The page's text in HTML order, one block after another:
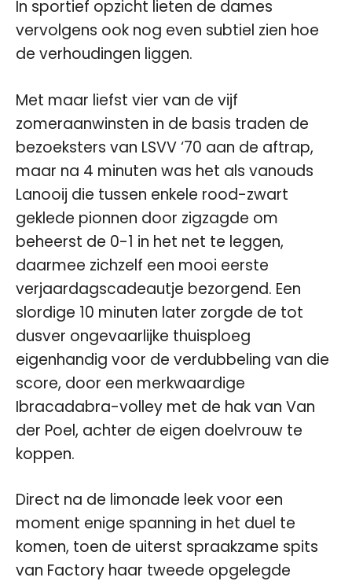
In sportief opzicht lieten de dames
vervolgens ook nog even subtiel zien hoe
de verhoudingen liggen.
Met maar liefst vier van de vijf
zomeraanwinsten in de basis traden de
bezoeksters van LSVV ‘70 aan de aftrap,
maar na 4 minuten was het als vanouds
Lanooij die tussen enkele rood-zwart
geklede pionnen door zigzagde om
beheerst de 0-1 in het net te leggen,
daarmee zichzelf een mooi eerste
verjaardagscadeautje bezorgend. Een
slordige 10 minuten later zorgde de tot
dusver ongevaarlijke thuisploeg
eigenhandig voor de verdubbeling van die
score, door een merkwaardige
Ibracadabra-volley met de hak van Van
der Poel, achter de eigen doelvrouw te
koppen.
Direct na de limonade leek voor een
moment enige spanning in het duel te
komen, toen de uiterst spraakzame spits
van Factory haar tweede opgelegde